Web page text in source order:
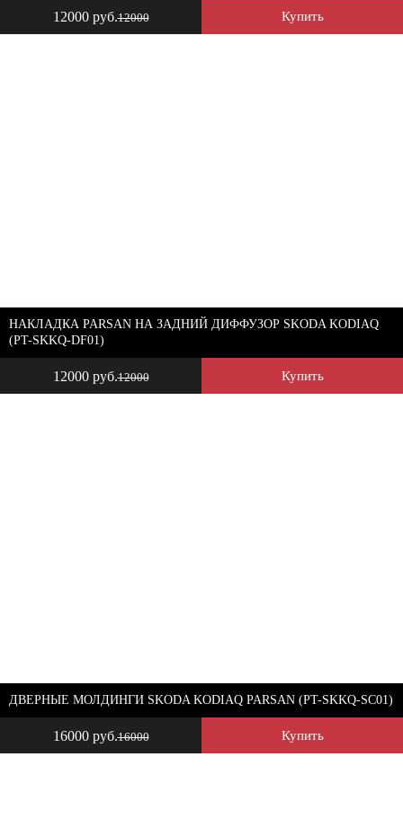
12000 руб.12000 Купить
12000 руб.12000 Купить
НАКЛАДКА PARSAN НА ЗАДНИЙ ДИФФУЗОР SKODA KODIAQ
(PT-SKKQ-DF01)
16000 руб.16000 Купить
ДВЕРНЫЕ МОЛДИНГИ SKODA KODIAQ PARSAN (PT-SKKQ-SC01)